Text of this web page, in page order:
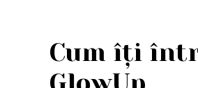
Cum îți